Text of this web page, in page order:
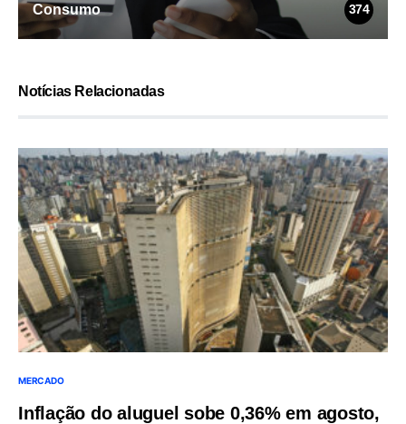
Consumo 374
Notícias Relacionadas
MERCADO
Inflação do aluguel sobe 0,36% em agosto,